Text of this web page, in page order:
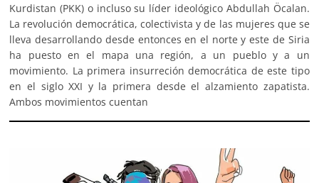
Kurdistan (PKK) o incluso su líder ideológico Abdullah Öcalan.
La revolución democrática, colectivista y de las mujeres que se
lleva desarrollando desde entonces en el norte y este de Siria
ha puesto en el mapa una región, a un pueblo y a un
movimiento. La primera insurreción democrática de este tipo
en el siglo XXI y la primera desde el alzamiento zapatista.
Ambos movimientos cuentan